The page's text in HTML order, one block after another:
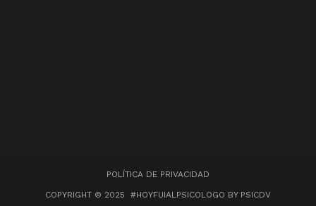
POLÍTICA DE PRIVACIDAD
COPYRIGHT © 2025 #HOYFUIALPSICOLOGO BY PSICDV